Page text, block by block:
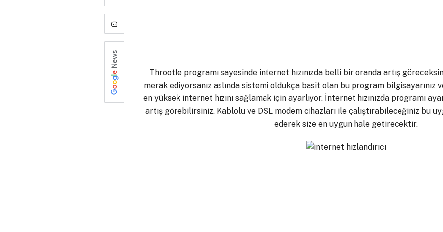
-
1
Throotle programı sayesinde internet hızınızda belli bir oranda artış
merak ediyorsanız aslında sistemi oldukça basit olan bu program bilgisayarınız
en yüksek internet hızını sağlamak için ayarlıyor. İnternet hızınızda programı
artış görebilirsiniz. Kablolu ve DSL modem cihazları ile çalıştırabileceğiniz bu
ederek size en uygun hale getirecektir.